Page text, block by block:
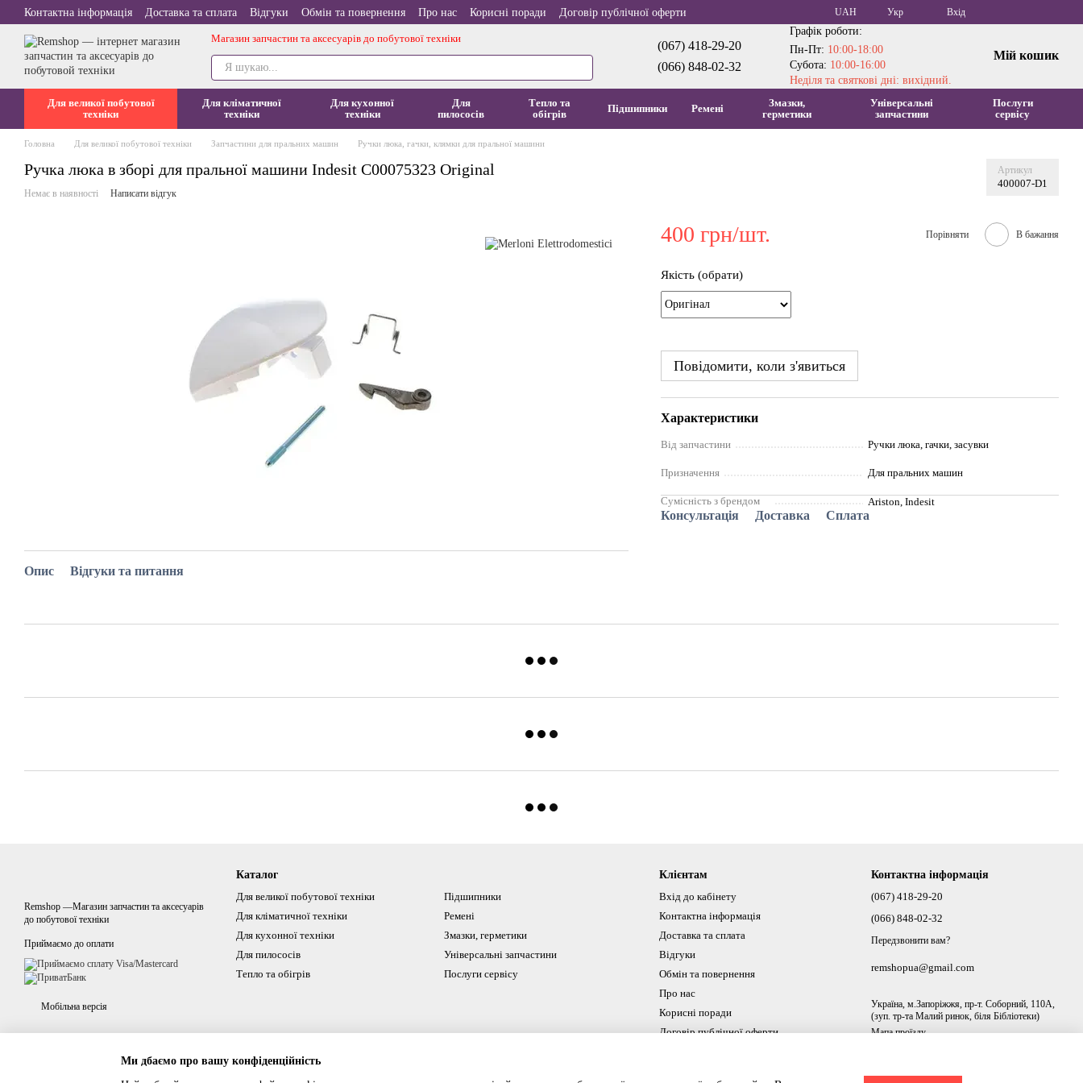
Перейти до основного контенту
Контактна інформація Доставка та сплата Відгуки Обмін та повернення Про нас Корисні поради Договір публічної оферти UAH Укр Вхід
Магазин запчастин та аксесуарів до побутової техніки
(067) 418-29-20
(066) 848-02-32
Графік роботи:
Пн-Пт: 10:00-18:00
Субота: 10:00-16:00
Неділя та святкові дні: вихідний.
Мій кошик
Для великої побутової
техніки
Для кліматичної
техніки
Для кухонної
техніки
Для
пилососів
Тепло та
обігрів
Підшипники Ремені
Змазки,
герметики
Універсальні
запчастини
Послуги
сервісу
Головна Для великої побутової техніки Запчастини для пральних машин Ручки люка, гачки, клямки для пральної машини
Ручка люка в зборі для пральної машини Indesit C00075323 Original Артикул
400007-D1
Немає в наявності Написати відгук
Опис Відгуки та питання
400 грн/шт. Порівняти В бажання
Якість (обрати)
Повідомити, коли з'явиться
Характеристики
Від запчастини Ручки люка, гачки, засувки
Призначення Для пральних машин
Сумісність з брендом Ariston, Indesit
Консультація Доставка Сплата
Remshop —Магазин запчастин та аксесуарів
до побутової техніки
Приймаємо до оплати
Мобільна версія
Каталог
Для великої побутової техніки
Для кліматичної техніки
Для кухонної техніки
Для пилососів
Тепло та обігрів
Підшипники
Ремені
Змазки, герметики
Універсальні запчастини
Послуги сервісу
Клієнтам
Вхід до кабінету
Контактна інформація
Доставка та сплата
Відгуки
Обмін та повернення
Про нас
Корисні поради
Договір публічної оферти
Контактна інформація
(067) 418-29-20
(066) 848-02-32
Передзвонити вам?
remshopua@gmail.com
Україна, м.Запоріжжя, пр-т. Соборний, 110А,
(зуп. тр-та Малий ринок, біля Бібліотеки)
Мапа проїзду
Ми дбаємо про вашу конфіденційність